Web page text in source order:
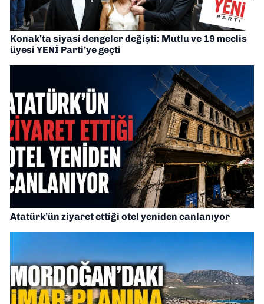
Konak’ta siyasi dengeler değişti: Mutlu ve 19 meclis
üyesi YENİ Parti’ye geçti
Atatürk’ün ziyaret ettiği otel yeniden canlanıyor